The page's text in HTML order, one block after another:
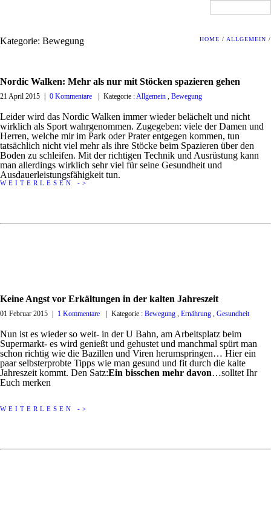
Kategorie: Bewegung HOME / ALLGEMEIN /
Nordic Walken: Mehr als nur mit Stöcken spazieren gehen
21 April 2015 0 Kommentare Kategorie :Allgemein , Bewegung
Leider wird das Nordic Walken immer wieder belächelt und nicht
wirklich als Sport wahrgenommen. Zugegeben: viele der Damen und
Herren, welche mir im Park oder Prater entgegen kommen, tun
tatsächlich nicht viel mehr als ihre Stöcke beim Spazieren über den
Boden zu schleifen. Mit der richtigen Technik und Ausrüstung kann
man allerdings wirklich sehr viel für seine Gesundheit und
Ausdauerleistungsfähigkeit tun.
WEITERLESEN ->
Keine Angst vor Erkältungen in der kalten Jahreszeit
01 Februar 2015 1 Kommentare Kategorie : Bewegung , Ernährung , Gesundheit
Nun ist es wieder so weit- in der U Bahn, am Arbeitsplatz beim
Supermarkt- es wird genießt und gehustet und manchmal spürt man
schon richtig wie die Bazillen und Viren herumspringen… Hier ein
paar selbsterprobte Tipps wie man gesund und fit durch die kalte
Jahreszeit kommt. Den Satz:Ein bisschen mehr davon…solltet Ihr
Euch merken
WEITERLESEN ->